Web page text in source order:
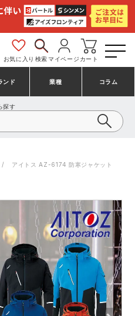
お気に入り 検索マイページ カート
ンド
コンバース（CONVERSE）
TSDESIGN
アイトス株式会社
ジーベック
業種 コラム
探す
アイトス AZ-6174 防寒ジャケット